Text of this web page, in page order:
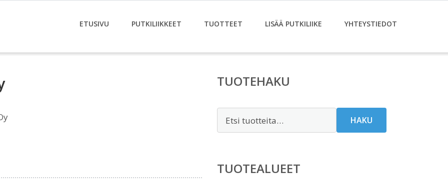
ETUSIVU PUTKILIIKKEET TUOTTEET LISÄÄ PUTKILIIKE YHTEYSTIEDOT
TUOTEHAKU
HAKU
TUOTEALUEET